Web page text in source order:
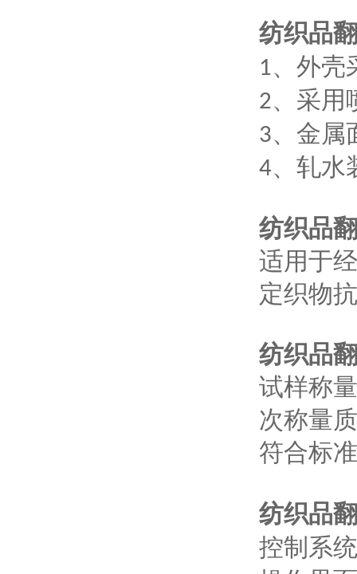
纺织品
1、外壳
2、采用
3、金属
4、轧水
纺织品
适用于
定织物
纺织品
试样称
次称量
符合标准
纺织品
控制系